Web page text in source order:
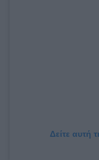
Δείτε αυτή